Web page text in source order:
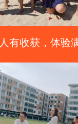
有收获，体验